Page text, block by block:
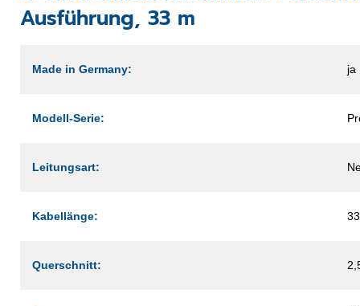
Ausführung, 33 m
Made in Germany: ja
Modell-Serie:
Leitungsart:
Kabellänge:
Querschnitt: